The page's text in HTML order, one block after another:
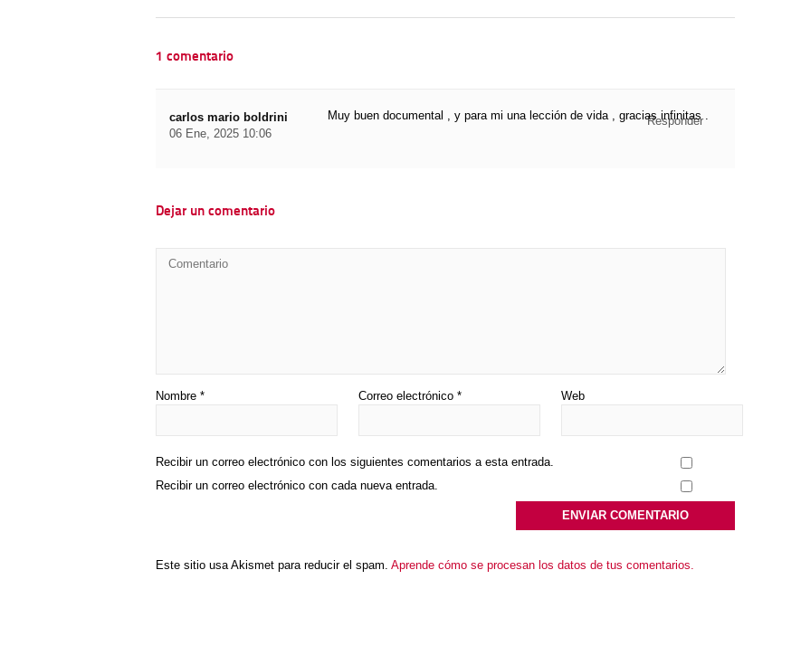
1 comentario
carlos mario boldrini
06 Ene, 2025 10:06
Muy buen documental , y para mi una lección de vida , gracias infinitas .
Responder
Dejar un comentario
Nombre * Correo electrónico * Web
Recibir un correo electrónico con los siguientes comentarios a esta entrada.
Recibir un correo electrónico con cada nueva entrada.
Este sitio usa Akismet para reducir el spam. Aprende cómo se procesan los datos de tus comentarios.